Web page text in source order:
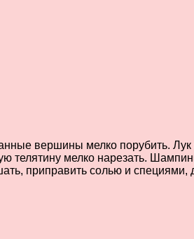
вершины мелко порубить. Лук
телятину мелко нарезать.
приправить солью и специями,